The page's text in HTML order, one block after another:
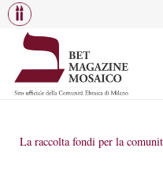
La raccolta fondi per la